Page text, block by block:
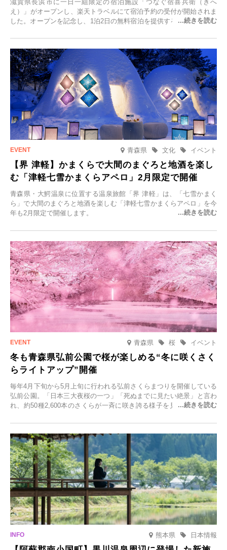
滋賀県長浜市に一日一組限定の宿泊施設「つなぐ宿喜兵衛（きへ
え）」がオープンし、楽天トラベルにて宿泊予約の受付が開始されま
した。オープンを記念し、1泊2日の無料宿泊を提供するキャンペーン
一組限定の宿だからこそ叶う、大切な人との特別な時間を体験いただ
けます。
青森県 イベント
文化
【界 津軽】かまくらで大間のまぐろと地酒を楽し
む「津軽七雪かまくらアペロ」2月限定で開催
青森県・大鰐温泉に位置する温泉旅館「界 津軽」は、「七雪かまく
ら」で大間のまぐろと地酒を楽しむ「津軽七雪かまくらアペロ」を今
年も2月限定で開催します。
青森県 イベント
桜
冬も青森県弘前公園で桜が楽しめる“冬に咲くさく
らライトアップ”開催
毎年4月下旬から5月上旬に行われる弘前さくらまつりを開催している
弘前公園。「日本三大夜桜の一つ」「死ぬまでに見たい絶景」と言わ
れ、約50種2,600本のさくらが一斉に咲き誇る様子を見に、世界中か
日(月)～2026年2月28日(土)の期間、「冬に咲くさくらライトアップ」
を開催します。
熊本県 日本情報